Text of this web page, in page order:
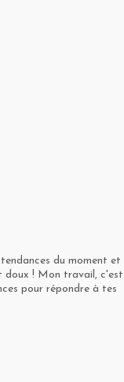
du moment et
doux ! Mon travail, c'est
pour répondre à tes